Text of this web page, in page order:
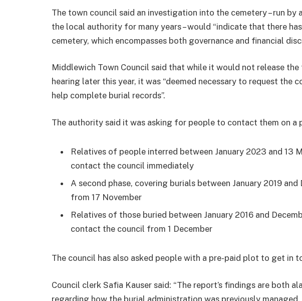
The town council said an investigation into the cemetery – run by
the local authority for many years – would “indicate that there
cemetery, which encompasses both governance and financial
Middlewich Town Council said that while it would not release
hearing later this year, it was “deemed necessary to request the
help complete burial records”.
The authority said it was asking for people to contact them on a
Relatives of people interred between January 2023 and 13
contact the council immediately
A second phase, covering burials between January 2019
from 17 November
Relatives of those buried between January 2016 and
contact the council from 1 December
The council has also asked people with a pre-paid plot to get in
Council clerk Safia Kauser said: “The report’s findings are both
regarding how the burial administration was previously managed.